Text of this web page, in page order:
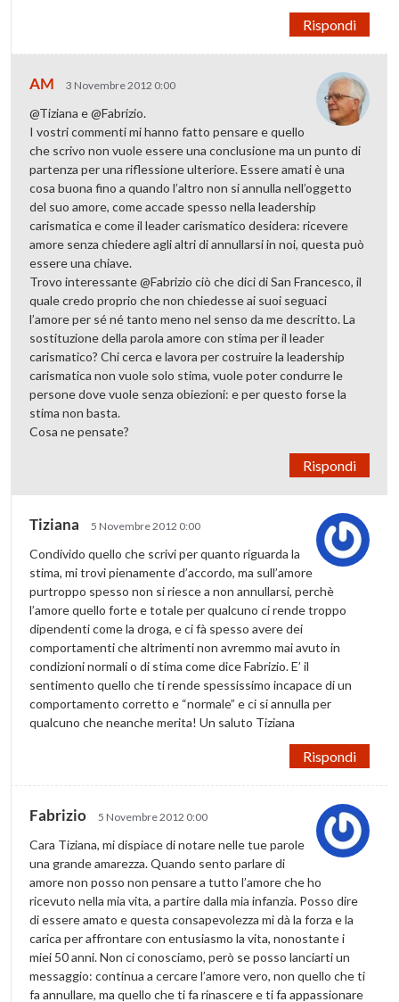
Rispondi
AM 3 Novembre 2012 0:00
@Tiziana e @Fabrizio.
I vostri commenti mi hanno fatto pensare e quello
che scrivo non vuole essere una conclusione ma un punto di
partenza per una riflessione ulteriore. Essere amati è una
cosa buona fino a quando l’altro non si annulla nell’oggetto
del suo amore, come accade spesso nella leadership
carismatica e come il leader carismatico desidera: ricevere
amore senza chiedere agli altri di annullarsi in noi, questa può
essere una chiave.
Trovo interessante @Fabrizio ciò che dici di San Francesco, il
quale credo proprio che non chiedesse ai suoi seguaci
l’amore per sé né tanto meno nel senso da me descritto. La
sostituzione della parola amore con stima per il leader
carismatico? Chi cerca e lavora per costruire la leadership
carismatica non vuole solo stima, vuole poter condurre le
persone dove vuole senza obiezioni: e per questo forse la
stima non basta.
Cosa ne pensate?
Rispondi
Tiziana 5 Novembre 2012 0:00
Condivido quello che scrivi per quanto riguarda la
stima, mi trovi pienamente d’accordo, ma sull’amore
purtroppo spesso non si riesce a non annullarsi, perchè
l’amore quello forte e totale per qualcuno ci rende troppo
dipendenti come la droga, e ci fà spesso avere dei
comportamenti che altrimenti non avremmo mai avuto in
condizioni normali o di stima come dice Fabrizio. E’ il
sentimento quello che ti rende spessissimo incapace di un
comportamento corretto e “normale” e ci si annulla per
qualcuno che neanche merita! Un saluto Tiziana
Rispondi
Fabrizio 5 Novembre 2012 0:00
Cara Tiziana, mi dispiace di notare nelle tue parole
una grande amarezza. Quando sento parlare di
amore non posso non pensare a tutto l’amore che ho
ricevuto nella mia vita, a partire dalla mia infanzia. Posso dire
di essere amato e questa consapevolezza mi dà la forza e la
carica per affrontare con entusiasmo la vita, nonostante i
miei 50 anni. Non ci conosciamo, però se posso lanciarti un
messaggio: continua a cercare l’amore vero, non quello che ti
fa annullare, ma quello che ti fa rinascere e ti fa appassionare